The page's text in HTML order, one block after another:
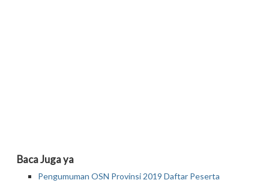
Baca Juga ya
Pengumuman OSN Provinsi 2019 Daftar Peserta